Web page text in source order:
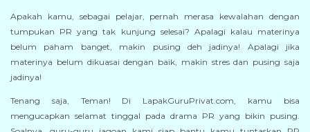
Apakah kamu, sebagai pelajar, pernah merasa kewalahan dengan
tumpukan PR yang tak kunjung selesai? Apalagi kalau materinya
belum paham banget, makin pusing deh jadinya! Apalagi jika
materinya belum dikuasai dengan baik, makin stres dan pusing saja
jadinya!
Tenang saja, Teman! Di LapakGuruPrivat.com, kamu bisa
mengucapkan selamat tinggal pada drama PR yang bikin pusing.